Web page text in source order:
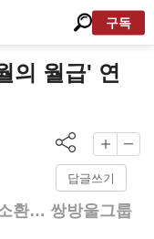
구독
의 월급' 연
답글쓰기
환… 쌍방울그룹